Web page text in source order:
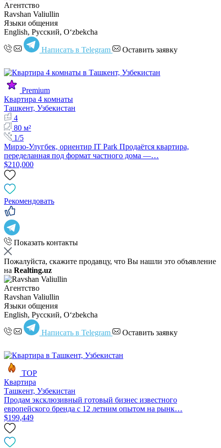
Агентство
Ravshan Valiullin
Языки общения
English, Русский, Oʻzbekcha
Написать в Telegram Оставить заявку
Premium
Квартира 4 комнаты
Ташкент, Узбекистан
4
80 м²
1/5
Мирзо-Улугбек, ориентир IT Park Продаётся квартира,
переделанная под формат частного дома —…
$210,000
Рекомендовать
Показать контакты
Пожалуйста, скажите продавцу, что Вы нашли это объявление
на Realting.uz
Агентство
Ravshan Valiullin
Языки общения
English, Русский, Oʻzbekcha
Написать в Telegram Оставить заявку
TOP
Квартира
Ташкент, Узбекистан
Продам эксклюзивный готовый бизнес известного
европейского бренда с 12 летним опытом на рынк…
$199,449